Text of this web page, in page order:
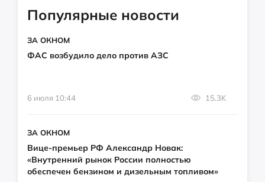
Популярные новости
ЗА ОКНОМ
ФАС возбудило дело против АЗС
6 июля 10:44 15.3K
ЗА ОКНОМ
Вице-премьер РФ Александр Новак:
«Внутренний рынок России полностью
обеспечен бензином и дизельным топливом»